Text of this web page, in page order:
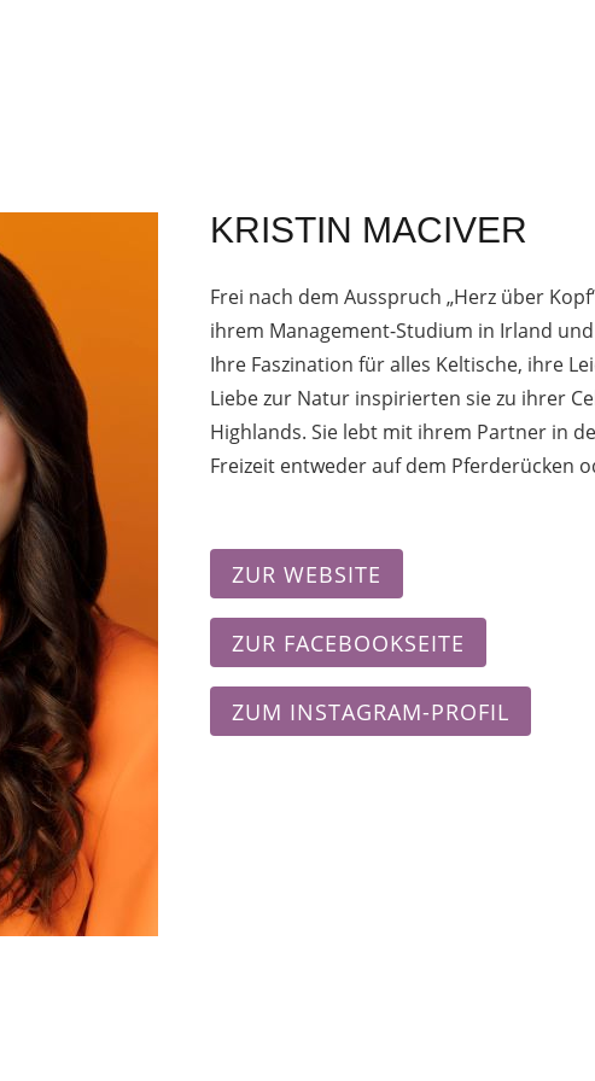
KRISTIN MACIVER
Frei nach dem Ausspruch „Herz über
ihrem Management-Studium in Irland
Ihre Faszination für alles Keltische, ihre
Liebe zur Natur inspirierten sie zu ihrer
Highlands. Sie lebt mit ihrem Partner in
Freizeit entweder auf dem Pferderücken
ZUR WEBSITE
ZUR FACEBOOKSEITE
ZUM INSTAGRAM-PROFIL